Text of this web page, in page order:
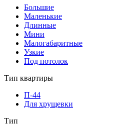
Большие
Маленькие
Длинные
Мини
Малогабаритные
Узкие
Под потолок
Тип квартиры
П-44
Для хрущевки
Тип